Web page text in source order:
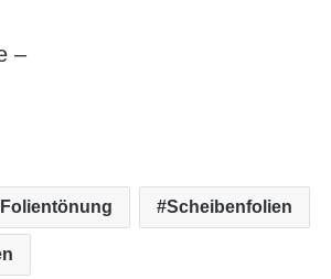
–
Folientönung Scheibenfolien